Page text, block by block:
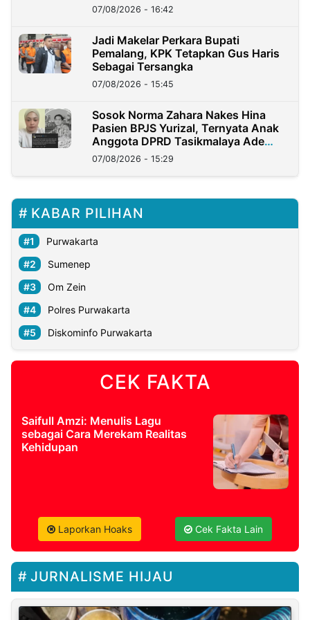
07/08/2026 - 16:42
Jadi Makelar Perkara Bupati
Pemalang, KPK Tetapkan Gus Haris
Sebagai Tersangka
07/08/2026 - 15:45
Sosok Norma Zahara Nakes Hina
Pasien BPJS Yurizal, Ternyata Anak
Anggota DPRD Tasikmalaya Ade
Lukman
07/08/2026 - 15:29
KABAR PILIHAN
Purwakarta
Sumenep
Om Zein
Polres Purwakarta
Diskominfo Purwakarta
CEK FAKTA
Saifull Amzi: Menulis Lagu
sebagai Cara Merekam Realitas
Kehidupan
Laporkan Hoaks Cek Fakta Lain
JURNALISME HIJAU